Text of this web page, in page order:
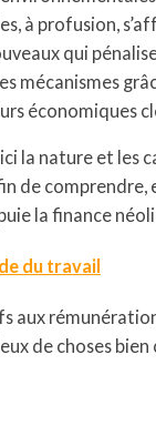
à profusion,
qui
mécanismes
économiques
la nature et les
de
la finance
du travail
aux
de choses bien